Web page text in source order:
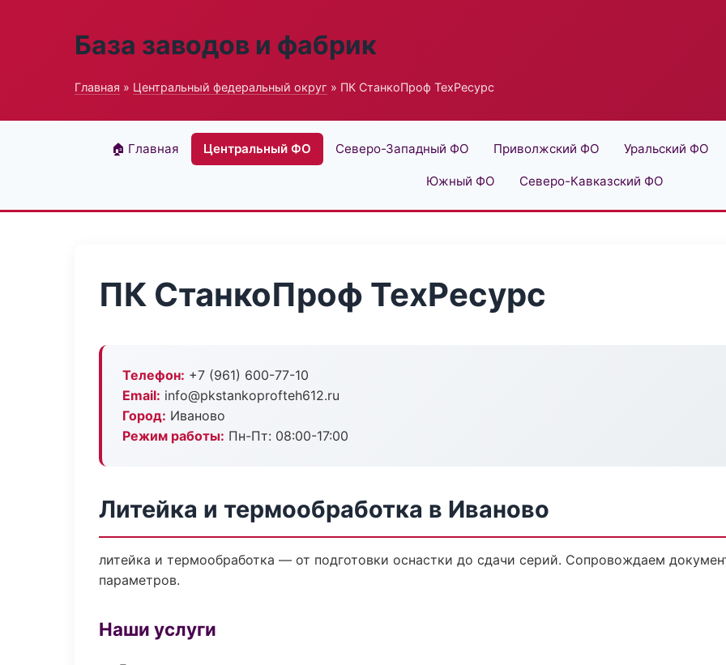
База заводов и фабрик
Главная » Центральный федеральный округ » ПК СтанкоПроф ТехРесурс
🏠 Главная Центральный ФО Северо-Западный ФО Приволжский ФО Уральский ФО
Южный ФО Северо-Кавказский ФО
ПК СтанкоПроф ТехРесурс
Телефон: +7 (961) 600-77-10
Email: info@pkstankoprofteh612.ru
Город: Иваново
Режим работы: Пн-Пт: 08:00-17:00
Литейка и термообработка в Иваново
литейка и термообработка — от подготовки оснастки до сдачи серий. Сопровождаем
параметров.
Наши услуги